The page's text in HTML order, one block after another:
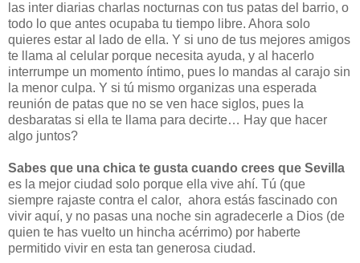
las inter diarias charlas nocturnas con tus patas del barrio, o
todo lo que antes ocupaba tu tiempo libre. Ahora solo
quieres estar al lado de ella. Y si uno de tus mejores amigos
te llama al celular porque necesita ayuda, y al hacerlo
interrumpe un momento íntimo, pues lo mandas al carajo sin
la menor culpa. Y si tú mismo organizas una esperada
reunión de patas que no se ven hace siglos, pues la
desbaratas si ella te llama para decirte… Hay que hacer
algo juntos?
Sabes que una chica te gusta cuando crees que Sevilla
es la mejor ciudad solo porque ella vive ahí. Tú (que
siempre rajaste contra el calor, ahora estás fascinado con
vivir aquí, y no pasas una noche sin agradecerle a Dios (de
quien te has vuelto un hincha acérrimo) por haberte
permitido vivir en esta tan generosa ciudad.